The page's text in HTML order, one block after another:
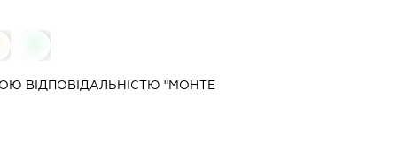
ВІДПОВІДАЛЬНІСТЮ "МОНТЕ